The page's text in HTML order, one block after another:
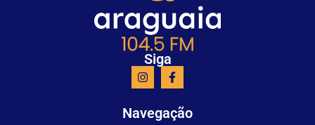
Siga
Navegação